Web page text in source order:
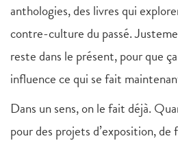
anthologies, des livres qui
contre-culture du passé.
reste dans le présent, pour que
influence ce qui se fait
Dans un sens, on le fait déjà.
pour des projets d’exposition, de